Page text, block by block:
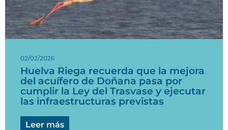
02/02/2026
Huelva Riega recuerda que la mejora
del acuífero de Doñana pasa por
cumplir la Ley del Trasvase y ejecutar
las infraestructuras previstas
Leer más